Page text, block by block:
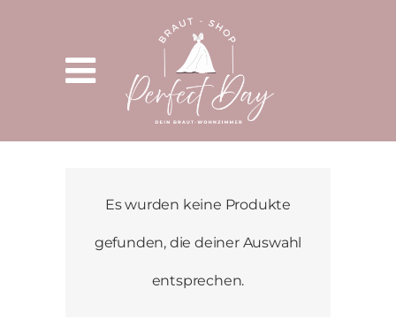
Es wurden keine Produkte
gefunden, die deiner Auswahl
entsprechen.